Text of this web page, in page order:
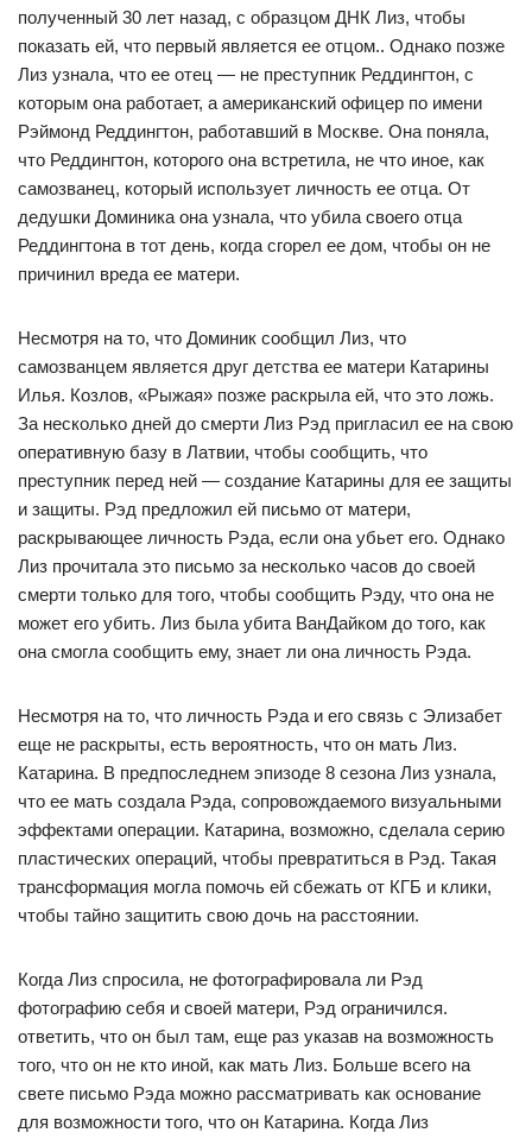
полученный 30 лет назад, с образцом ДНК Лиз, чтобы
показать ей, что первый является ее отцом.. Однако позже
Лиз узнала, что ее отец — не преступник Реддингтон, с
которым она работает, а американский офицер по имени
Рэймонд Реддингтон, работавший в Москве. Она поняла,
что Реддингтон, которого она встретила, не что иное, как
самозванец, который использует личность ее отца. От
дедушки Доминика она узнала, что убила своего отца
Реддингтона в тот день, когда сгорел ее дом, чтобы он не
причинил вреда ее матери.
Несмотря на то, что Доминик сообщил Лиз, что
самозванцем является друг детства ее матери Катарины
Илья. Козлов, «Рыжая» позже раскрыла ей, что это ложь.
За несколько дней до смерти Лиз Рэд пригласил ее на свою
оперативную базу в Латвии, чтобы сообщить, что
преступник перед ней — создание Катарины для ее защиты
и защиты. Рэд предложил ей письмо от матери,
раскрывающее личность Рэда, если она убьет его. Однако
Лиз прочитала это письмо за несколько часов до своей
смерти только для того, чтобы сообщить Рэду, что она не
может его убить. Лиз была убита ВанДайком до того, как
она смогла сообщить ему, знает ли она личность Рэда.
Несмотря на то, что личность Рэда и его связь с Элизабет
еще не раскрыты, есть вероятность, что он мать Лиз.
Катарина. В предпоследнем эпизоде ​​​​8 сезона Лиз узнала,
что ее мать создала Рэда, сопровождаемого визуальными
эффектами операции. Катарина, возможно, сделала серию
пластических операций, чтобы превратиться в Рэд. Такая
трансформация могла помочь ей сбежать от КГБ и клики,
чтобы тайно защитить свою дочь на расстоянии.
Когда Лиз спросила, не фотографировала ли Рэд
фотографию себя и своей матери, Рэд ограничился.
ответить, что он был там, еще раз указав на возможность
того, что он не кто иной, как мать Лиз. Больше всего на
свете письмо Рэда можно рассматривать как основание
для возможности того, что он Катарина. Когда Лиз